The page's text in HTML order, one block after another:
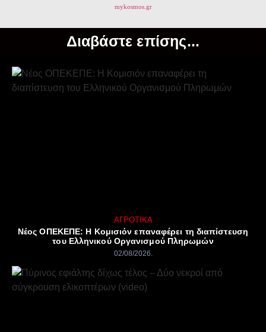
mykosmos.gr
Διαβάστε επίσης...
ΑΓΡΟΤΙΚΆ
Νέος ΟΠΕΚΕΠΕ: Η Κομισιόν επαναφέρει τη διαπίστευση
του Ελληνικού Οργανισμού Πληρωμών
02/08/2026